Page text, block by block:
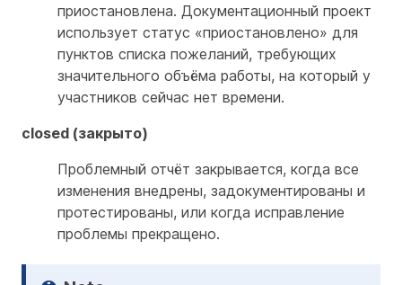
приостановлена. Документационный проект
использует статус «приостановлено» для
пунктов списка пожеланий, требующих
значительного объёма работы, на который у
участников сейчас нет времени.
closed (закрыто)
Проблемный отчёт закрывается, когда все
изменения внедрены, задокументированы и
протестированы, или когда исправление
проблемы прекращено.